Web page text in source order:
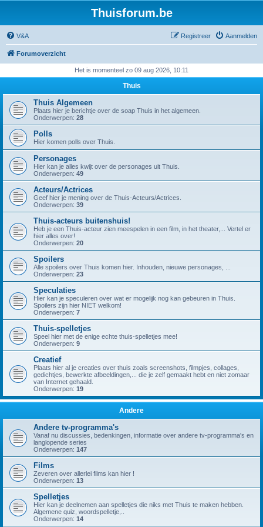
Thuisforum.be
V&A Aanmelden
Registreer
Forumoverzicht
Het is momenteel zo 09 aug 2026, 10:11
Thuis
Thuis Algemeen
Plaats hier je berichtje over de soap Thuis in het algemeen.
Onderwerpen: 28
Polls
Hier komen polls over Thuis.
Personages
Hier kan je alles kwijt over de personages uit Thuis.
Onderwerpen: 49
Acteurs/Actrices
Geef hier je mening over de Thuis-Acteurs/Actrices.
Onderwerpen: 39
Thuis-acteurs buitenshuis!
Heb je een Thuis-acteur zien meespelen in een film, in het theater,... Vertel er
hier alles over!
Onderwerpen: 20
Spoilers
Alle spoilers over Thuis komen hier. Inhouden, nieuwe personages, ...
Onderwerpen: 23
Speculaties
Hier kan je speculeren over wat er mogelijk nog kan gebeuren in Thuis.
Spoilers zijn hier NIET welkom!
Onderwerpen: 7
Thuis-spelletjes
Speel hier met de enige echte thuis-spelletjes mee!
Onderwerpen: 9
Creatief
Plaats hier al je creaties over thuis zoals screenshots, filmpjes, collages,
gedichtjes, bewerkte afbeeldingen,... die je zelf gemaakt hebt en niet zomaar
van Internet gehaald.
Onderwerpen: 19
Andere
Andere tv-programma's
Vanaf nu discussies, bedenkingen, informatie over andere tv-programma's en
langlopende series
Onderwerpen: 147
Films
Zeveren over allerlei films kan hier !
Onderwerpen: 13
Spelletjes
Hier kan je deelnemen aan spelletjes die niks met Thuis te maken hebben.
Algemene quiz, woordspelletje,..
Onderwerpen: 14